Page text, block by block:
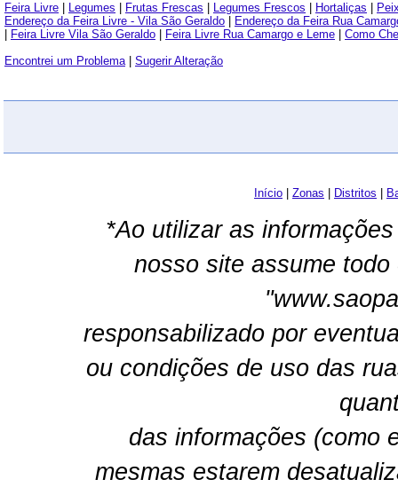
Feira Livre
Legumes Frutas Frescas Legumes Frescos Hortaliças
Endereço da Feira Livre - Vila São Geraldo
Endereço da Feira Rua
Feira Livre Vila São Geraldo Feira Livre Rua Camargo e Leme
Como
Encontrei um Problema| Sugerir Alteração
Início Zonas Distritos
*Ao utilizar as
nosso site assume
responsabilizado por
ou condições de uso das
das informações (como
mesmas estarem